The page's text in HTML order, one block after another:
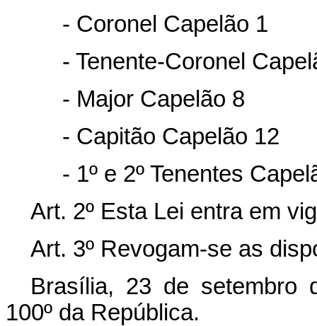
- Coronel Capelão 1
- Tenente-Coronel
- Major Capelão 8
- Capitão Capelão 12
- 1º e 2º Tenentes
Art. 2º Esta Lei entra em
Art. 3º Revogam-se as
Brasília, 23 de setembro
100º da República.